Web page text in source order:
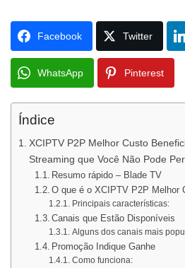
Facebook Twitter
WhatsApp Pinterest
Índice
XCIPTV P2P Melhor Custo
Streaming que Você Não Pode
Resumo rápido – Blade TV
O que é o XCIPTV P2P Melhor
Principais características:
Canais que Estão Disponíveis
Alguns dos canais mais
Promoção Indique Ganhe
Como funciona: